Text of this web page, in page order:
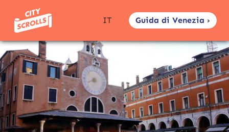
IT Guida di Venezia ›